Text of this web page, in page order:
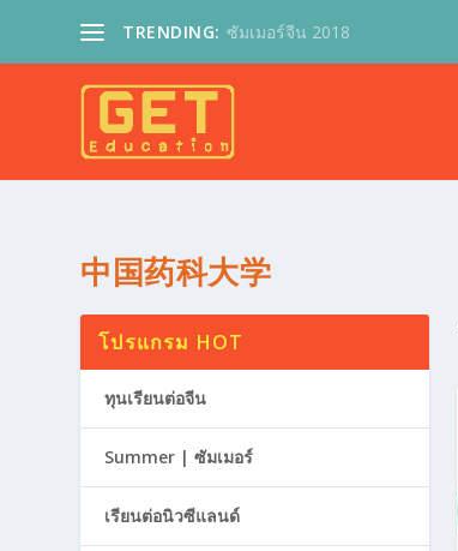
TRENDING: ซัมเมอร์จีน 2018
中国药科大学
โปรแกรม HOT
ทุนเรียนต่อจีน
Summer | ซัมเมอร์
เรียนต่อนิวซีแลนด์